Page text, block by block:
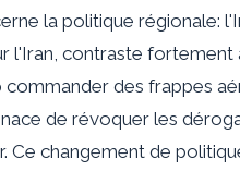
la politique régionale:
l'Iran, contraste fortement
commander des frappes
de révoquer les
. Ce changement de